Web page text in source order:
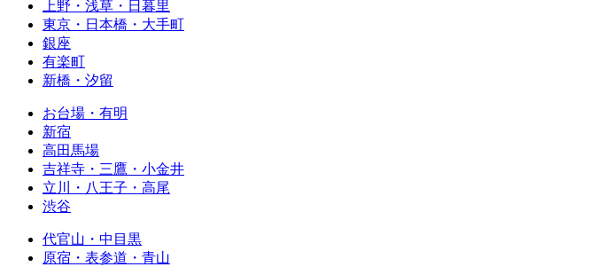
上野・浅草・日暮里
東京・日本橋・大手町
銀座
有楽町
新橋・汐留
お台場・有明
新宿
高田馬場
吉祥寺・三鷹・小金井
立川・八王子・高尾
渋谷
代官山・中目黒
原宿・表参道・青山